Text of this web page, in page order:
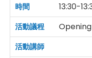
13:30-
Opening